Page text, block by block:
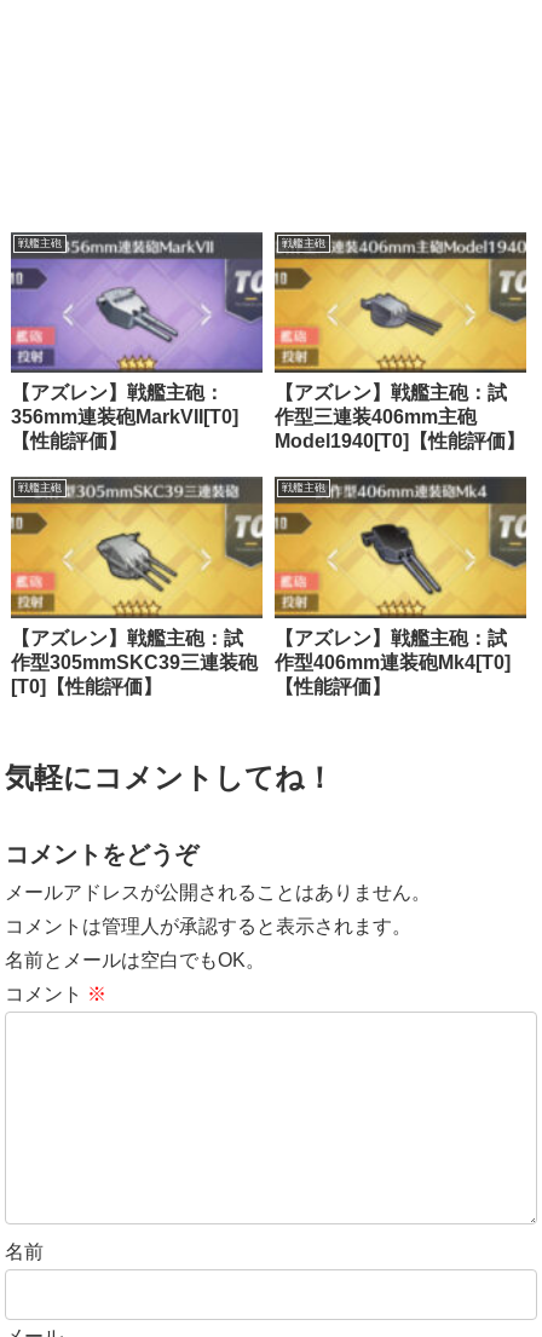
戦艦主砲
【アズレン】戦艦主砲：
356mm連装砲MarkVII[T0]
【性能評価】
戦艦主砲
【アズレン】戦艦主砲：試
作型三連装406mm主砲
Model1940[T0]【性能評価】
戦艦主砲
【アズレン】戦艦主砲：試
作型305mmSKC39三連装砲
[T0]【性能評価】
戦艦主砲
【アズレン】戦艦主砲：試
作型406mm連装砲Mk4[T0]
【性能評価】
気軽にコメントしてね！
コメントをどうぞ
メールアドレスが公開されることはありません。
コメントは管理人が承認すると表示されます。
名前とメールは空白でもOK。
コメント ※
名前